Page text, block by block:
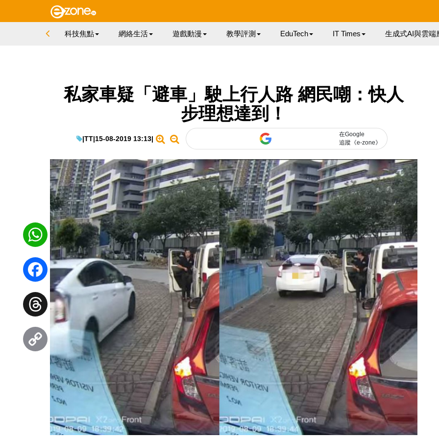
科技焦點 網絡生活 遊戲動漫 教學評測 EduTech IT Times 生成式AI與雲端
私家車疑「避車」駛上行人路 網民嘲：快人
步理想達到！
|TT|15-08-2019 13:13|
在Google
追蹤《e-zone》
WhatsApp
Facebook
Threads
Copy
Link